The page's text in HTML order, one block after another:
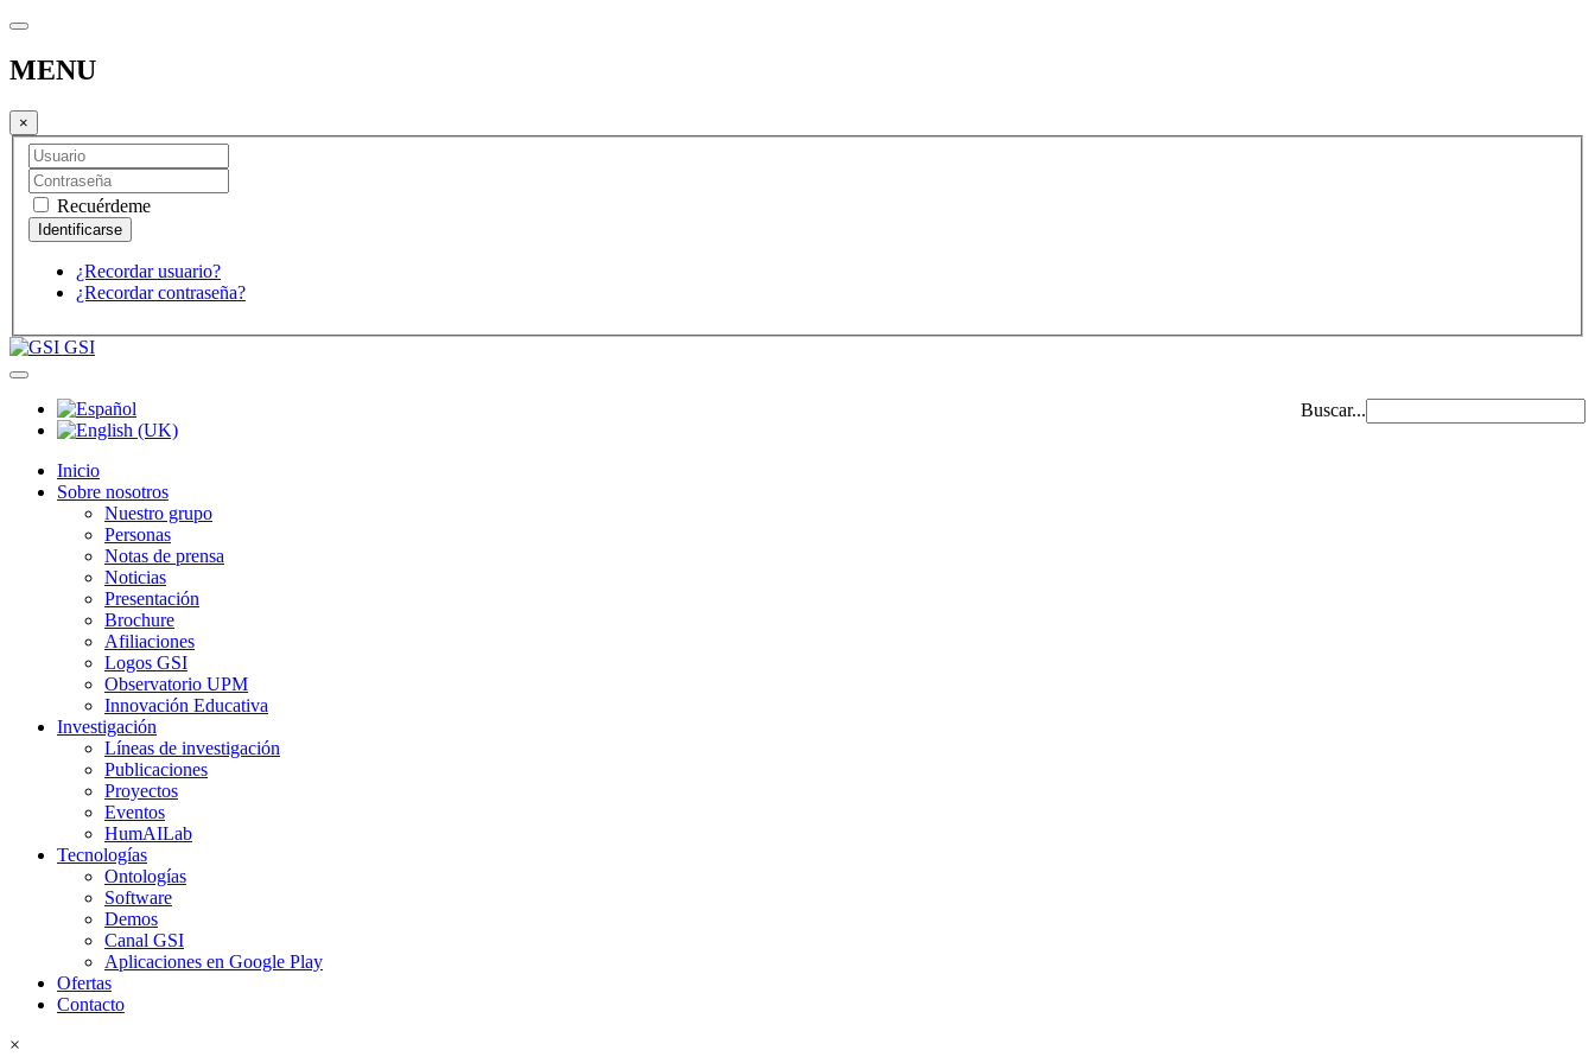
MENU
×
Recuérdeme
¿Recordar usuario?
¿Recordar contraseña?
GSI
Buscar...
Inicio
Sobre nosotros
Nuestro grupo
Personas
Notas de prensa
Noticias
Presentación
Brochure
Afiliaciones
Logos GSI
Observatorio UPM
Innovación Educativa
Investigación
Líneas de investigación
Publicaciones
Proyectos
Eventos
HumAILab
Tecnologías
Ontologías
Software
Demos
Canal GSI
Aplicaciones en Google Play
Ofertas
Contacto
×